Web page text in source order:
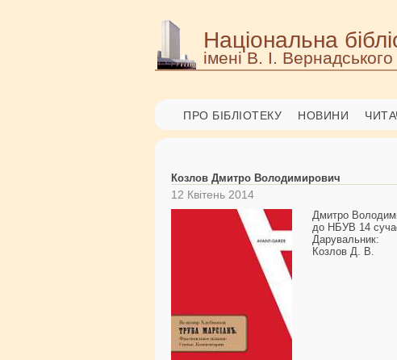
Національна
імені В. І. Вернадського
ПРО БІБЛІОТЕКУ НОВИНИ
Козлов Дмитро Володимирович
12 Квітень 2014
Дмитро
до НБУВ 14
Дарувальник:
Козлов Д. В.